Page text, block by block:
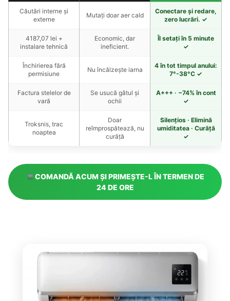
Căutări interne și
externe
Mutați doar aer cald
Conectare și redare,
zero lucrări. ✓
4187,07 lei +
instalare tehnică
Economic, dar
ineficient.
Îl setați în 5 minute
✓
Închirierea fără
permisiune
Nu încălzește iarna
4 în tot timpul anului:
7°-38°C ✓
Factura stelelor de
vară
Se usucă gâtul și
ochii
A+++ · −74% în cont
✓
Troksnis, trac
noaptea
Doar
reîmprospătează, nu
curăță
Silențios · Elimină
umiditatea · Curăță
✓
COMANDĂ ACUM ȘI PRIMEȘTE-L ÎN TERMEN DE
24 DE ORE